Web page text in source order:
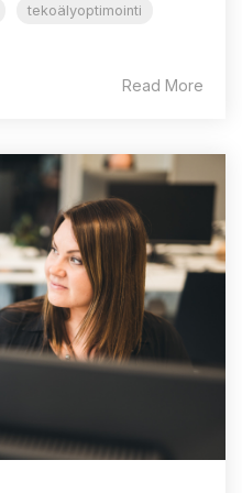
tekoälyoptimointi
Read More